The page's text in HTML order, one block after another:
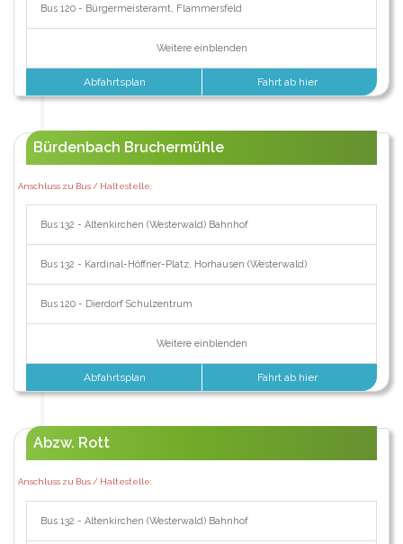
Bus 120 - Bürgermeisteramt, Flammersfeld
Weitere einblenden
Abfahrtsplan Fahrt ab hier
Bürdenbach Bruchermühle
Anschluss zu Bus / Haltestelle:
Bus 132 - Altenkirchen (Westerwald) Bahnhof
Bus 132 - Kardinal-Höffner-Platz, Horhausen (Westerwald)
Bus 120 - Dierdorf Schulzentrum
Weitere einblenden
Abfahrtsplan Fahrt ab hier
Abzw. Rott
Anschluss zu Bus / Haltestelle:
Bus 132 - Altenkirchen (Westerwald) Bahnhof